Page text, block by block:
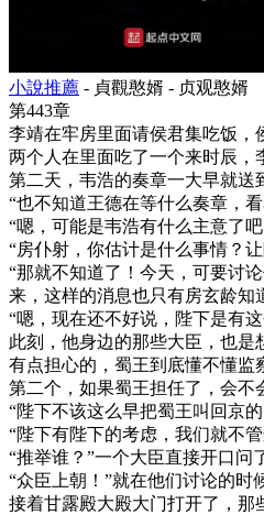
小說推薦 - 貞觀憨婿 - 贞观憨婿
第443章
李靖在牢房里面请侯君集吃饭，
两个人在里面吃了一个来时辰，
第二天，韦浩的奏章一大早就送
“也不知道王德在等什么奏章，
“嗯，可能是韦浩有什么主意了
“房仆射，你估计是什么事情？
“那就不知道了！今天，可要讨
来，这样的消息也只有房玄龄知
“嗯，现在还不好说，陛下是有
此刻，他身边的那些大臣，也
有点担心的，蜀王到底懂不懂监
第二个，如果蜀王担任了，会不
“陛下不该这么早把蜀王叫回京
“陛下有陛下的考虑，我们就不
“推举谁？”一个大臣直接开口问
“众臣上朝！”就在他们讨论的时
接着甘露殿大殿大门打开了，那